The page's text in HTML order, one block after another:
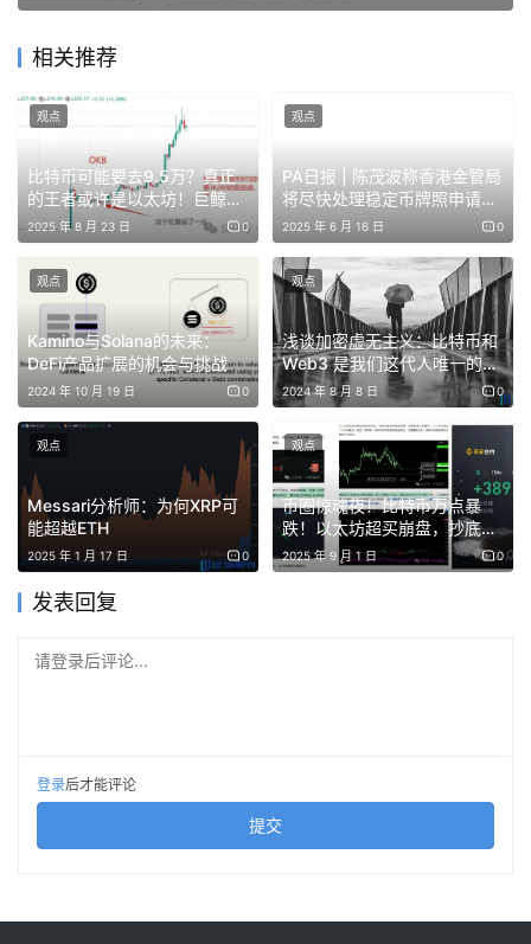
第一阶段：布局（攻击发生前数小时）
基础设施准备起步。
攻击发生约 10 小时前，8 个全新钱包通过 Tornado Cash
预先注资——Tornado Cash 是一个混币器，能切断资金来
源与去向之间的关联。
每个钱包各收到 0.1 ETH，用于支付后续所有操作的 Gas
费。由于这些钱包的资金来自混币器，没有交易所 KYC 记
录，没有历史交易痕迹，无法与任何已知主体关联。干净的
白板。
攻击前夕，攻击者从以太坊主网向 Avalanche 和 Arbitrum
发起了 3 笔跨链转账——目的显然是在这两条 L2 上预存
一个独立的攻击发起钱包（0x4966…575e）调用了
LayerZero EndpointV2 合约上名为 lzReceive 的函数。由
于验证器已被成功欺骗，这次调用被视为合法的跨链消息。
相关推荐
比特币可能要去9.5万？真正
的王者或许是以太坊！巨鲸出
货背后暗藏惊天布局？
2025 年 8 月 23 日 0
观点
PA日报 | 陈茂波称香港金管局
将尽快处理稳定币牌照申请；
港股上市公司迷策略宣布购入
2440枚SOL后股价上涨超
20%
2025 年 6 月 16 日 0
观点
Kamino与Solana的未来：
DeFi产品扩展的机会与挑战
2024 年 10 月 19 日 0
观点
浅谈加密虚无主义：比特币和
Web3 是我们这代人唯一的救
赎之路
2024 年 8 月 8 日 0
观点
Messari分析师：为何XRP可
能超越ETH
2025 年 1 月 17 日 0
观点
币圈惊魂夜！比特币万点暴
跌！以太坊超买崩盘，抄底点
位曝光！回调只为10月暴涨铺
路！WLFI x BONK明牌机会！
2025 年 9 月 1 日 0
观点
发表回复
请登录后评论...
登录后才能评论
提交